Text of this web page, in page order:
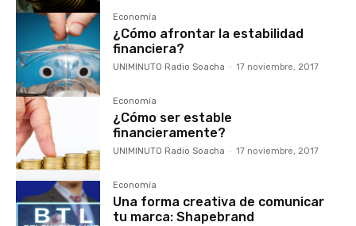
Economía
¿Cómo afrontar la estabilidad
financiera?
UNIMINUTO Radio Soacha - 17 noviembre, 2017
Economía
¿Cómo ser estable
financieramente?
UNIMINUTO Radio Soacha - 17 noviembre, 2017
Economía
Una forma creativa de comunicar
tu marca: Shapebrand